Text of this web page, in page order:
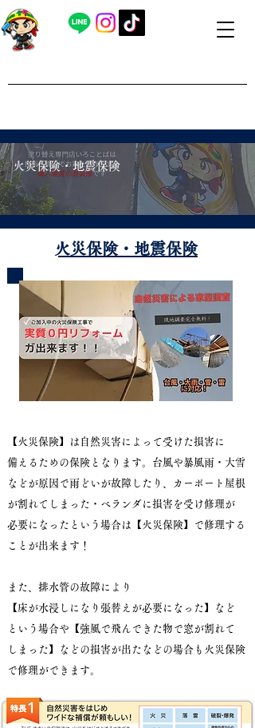
​火災保険・地震保険
​火災保険・地震保険
【火災保険】は自然災害によって受けた損害に
備えるための保険となります。台風や暴風雨・大雪
などが原因で雨どいが故障したり、カーポート屋根
が割れてしまった・ベランダに損害を受け修理が
必要になったという場合は【火災保険】で修理する
ことが出来ます！
また、排水管の故障により
【床が水浸しになり張替えが必要になった】など
という場合や【強風で飛んできた物で窓が割れて
しまった】などの損害が出たなどの場合も火災保険
で修理ができます。